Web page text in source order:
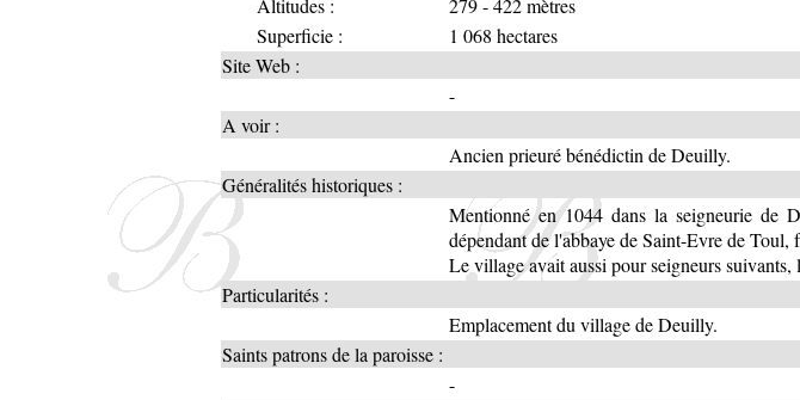
Altitudes :
279 - 422 mètres
Superficie :
1 068 hectares
Site Web :
-
A voir :
Ancien prieuré bénédictin de Deuilly.
Généralités historiques :
Mentionné en 1044 dans la seigneurie de
dépendant de l'abbaye de Saint-Evre de
Le village avait aussi pour seigneurs
Particularités :
Emplacement du village de Deuilly.
Saints patrons de la paroisse :
-